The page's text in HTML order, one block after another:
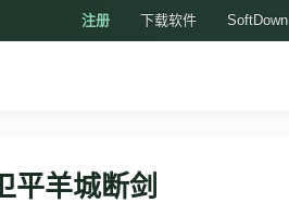
注册 下载软件 SoftDown
平羊城断剑